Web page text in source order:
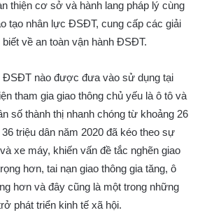
thiện cơ sở và hành lang pháp lý cùng
tạo nhân lực ĐSĐT, cung cấp các giải
về an toàn vận hành ĐSĐT.
ĐSĐT nào được đưa vào sử dụng tại
tham gia giao thông chủ yếu là ô tô và
số thành thị nhanh chóng từ khoảng 26
triệu dân năm 2020 đã kéo theo sự
xe máy, khiến vấn đề tắc nghẽn giao
hơn, tai nạn giao thông gia tăng, ô
hơn và đây cũng là một trong những
phát triển kinh tế xã hội.